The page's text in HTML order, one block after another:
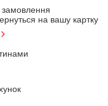
на вашу картку